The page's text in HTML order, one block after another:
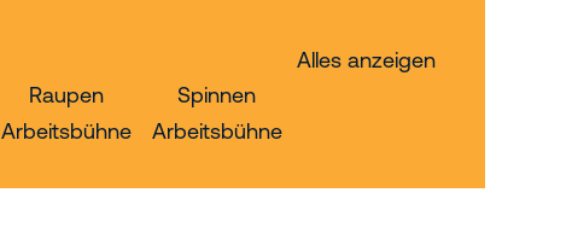
Raupen
Arbeitsbühne
Spinnen
Arbeitsbühne
Alles anzeigen